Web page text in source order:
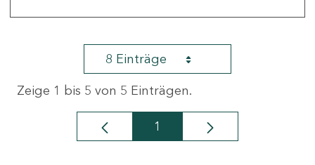
8 Einträge
Zeige 1 bis 5 von 5 Einträgen.
Seite
1